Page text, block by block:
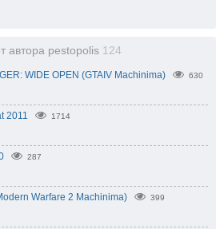
автора pestopolis 124
WIDE OPEN (GTAIV Machinima) 630
2011 1714
287
Warfare 2 Machinima) 399